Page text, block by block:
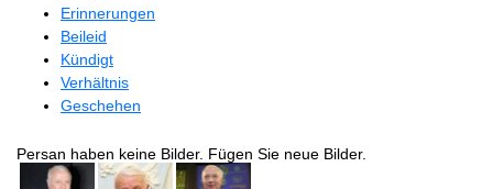
Erinnerungen
Beileid
Kündigt
Verhältnis
Geschehen
Persan haben keine Bilder. Fügen Sie neue Bilder.